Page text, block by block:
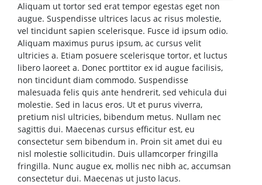
Aliquam ut tortor sed erat tempor egestas eget non
augue. Suspendisse ultrices lacus ac risus molestie,
vel tincidunt sapien scelerisque. Fusce id ipsum odio.
Aliquam maximus purus ipsum, ac cursus velit
ultricies a. Etiam posuere scelerisque tortor, et luctus
libero laoreet a. Donec porttitor ex id augue facilisis,
non tincidunt diam commodo. Suspendisse
malesuada felis quis ante hendrerit, sed vehicula dui
molestie. Sed in lacus eros. Ut et purus viverra,
pretium nisl ultricies, bibendum metus. Nullam nec
sagittis dui. Maecenas cursus efficitur est, eu
consectetur sem bibendum in. Proin sit amet dui eu
nisl molestie sollicitudin. Duis ullamcorper fringilla
fringilla. Nunc augue ex, mollis nec nibh ac, accumsan
consectetur dui. Maecenas ut justo lacus.